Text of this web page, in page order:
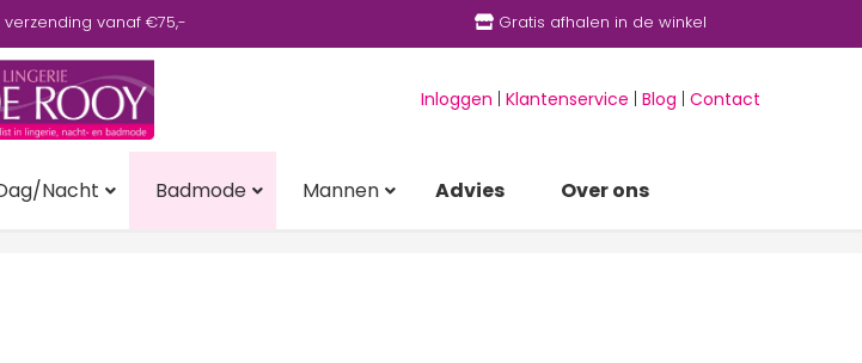
vanaf €75,- Gratis afhalen in de winkel
Inloggen Klantenservice Blog Contact
Nacht Badmode Mannen Advies Over ons